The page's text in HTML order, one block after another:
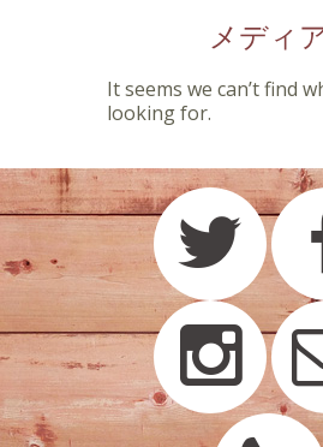
メディ
It seems we can’t find
looking for.